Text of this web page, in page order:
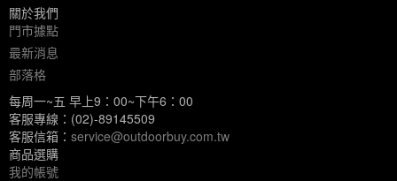
關於我們
門市據點
最新消息
部落格
每周一~五 早上9：00~下午6：00
客服專線：(02)-89145509
客服信箱： service@outdoorbuy.com.tw
商品選購
我的帳號